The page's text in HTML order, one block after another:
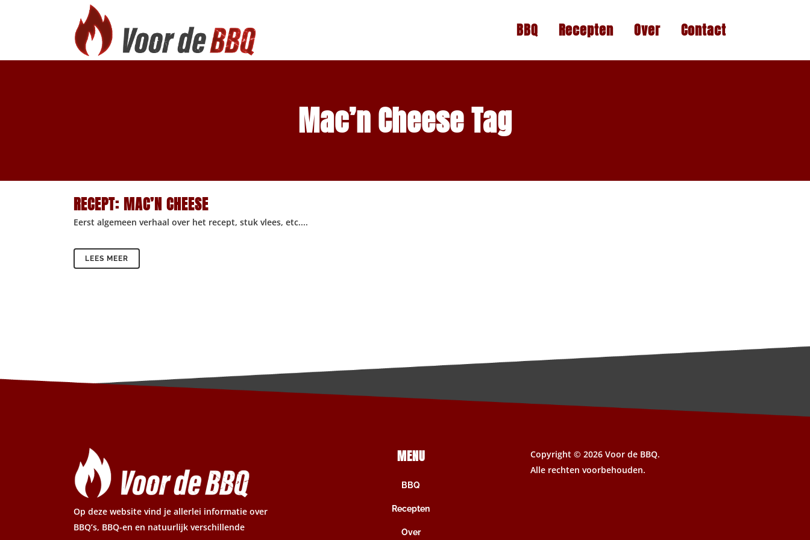
BBQ Recepten Over Contact
Mac’n Cheese Tag
RECEPT: MAC’N CHEESE
Eerst algemeen verhaal over het recept, stuk vlees, etc....
LEES MEER
Op deze website vind je allerlei informatie over
BBQ’s, BBQ-en en natuurlijk verschillende
MENU
BBQ
Recepten
Over
Copyright ©2026 Voor de BBQ.
Alle rechten voorbehouden.